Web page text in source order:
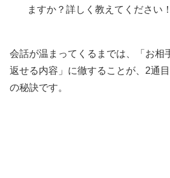
ますか？詳しく教えてください！
会話が温まってくるまでは、「お相
返せる内容」に徹することが、2通
の秘訣です。